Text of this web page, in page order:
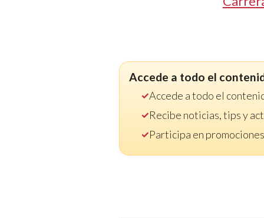
Accede a todo el
Accede a todo el
Recibe noticias, tips y
Participa en